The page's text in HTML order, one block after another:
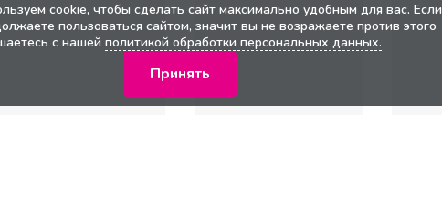
cookie, чтобы сделать сайт максимально удобным для вас. Если
пользоваться сайтом, значит вы не возражаете против этого
с нашей политикой обработки персональных данных.
Принять